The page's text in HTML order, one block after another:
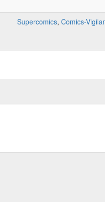
Supercomics, Comics-